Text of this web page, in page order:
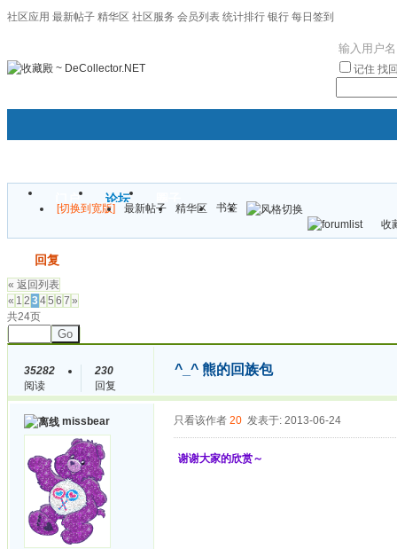
社区应用 最新帖子 精华区 社区服务 会员列表 统计排行 银行 每日签到
记住 找
门户 论坛
[切换到宽版] 最新帖子 精华区
书签
收
回复
« 返回列表
« 1 2 345 6 7 »
共24页
Go
35282
阅读
230
回复
^_^ 熊的回族包
missbear 只看该作者 20 发表于: 2013-06-24
谢谢大家的欣赏～